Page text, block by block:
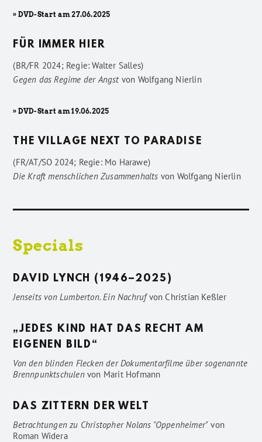
» DVD-Start am 27.06.2025
FÜR IMMER HIER
(BR/FR 2024; Regie: Walter Salles)
Gegen das Regime der Angstvon Wolfgang Nierlin
» DVD-Start am 19.06.2025
THE VILLAGE NEXT TO PARADISE
(FR/AT/SO 2024; Regie: Mo Harawe)
Die Kraft menschlichen Zusammenhalts von Wolfgang Nierlin
Specials
DAVID LYNCH (1946–2025)
Jenseits von Lumberton. Ein NachrufvonChristian Keßler
„JEDES KIND HAT DAS RECHT AM
EIGENEN BILD“
Von den blinden Flecken der Dokumentarfilme über sogenannte
Brennpunktschulenvon Marit Hofmann
DAS ZITTERN DER WELT
Betrachtungen zu Christopher Nolans "Oppenheimer" von
Roman Widera